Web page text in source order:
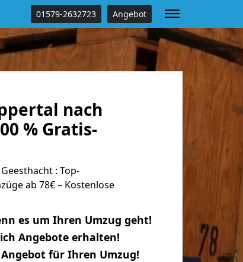
01579-2632723 Angebot
nach
% Gratis-
: Top-
ab 78€ – Kostenlose
es um Ihren Umzug geht!
Angebote erhalten!
Angebot für Ihren Umzug!